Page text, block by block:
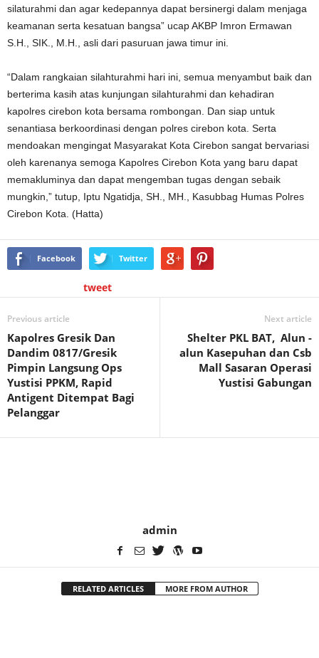
silaturahmi dan agar kedepannya dapat bersinergi dalam menjaga
keamanan serta kesatuan bangsa” ucap AKBP Imron Ermawan
S.H., SIK., M.H., asli dari pasuruan jawa timur ini.
“Dalam rangkaian silahturahmi hari ini, semua menyambut baik dan
berterima kasih atas kunjungan silahturahmi dan kehadiran
kapolres cirebon kota bersama rombongan. Dan siap untuk
senantiasa berkoordinasi dengan polres cirebon kota. Serta
mendoakan mengingat Masyarakat Kota Cirebon sangat bervariasi
oleh karenanya semoga Kapolres Cirebon Kota yang baru dapat
memakluminya dan dapat mengemban tugas dengan sebaik
mungkin,” tutup, Iptu Ngatidja, SH., MH., Kasubbag Humas Polres
Cirebon Kota. (Hatta)
Facebook Twitter
tweet
Previous article
Kapolres Gresik Dan
Dandim 0817/Gresik
Pimpin Langsung Ops
Yustisi PPKM, Rapid
Antigent Ditempat Bagi
Pelanggar
Next article
Shelter PKL BAT, Alun -
alun Kasepuhan dan Csb
Mall Sasaran Operasi
Yustisi Gabungan
admin
RELATED ARTICLES MORE FROM AUTHOR